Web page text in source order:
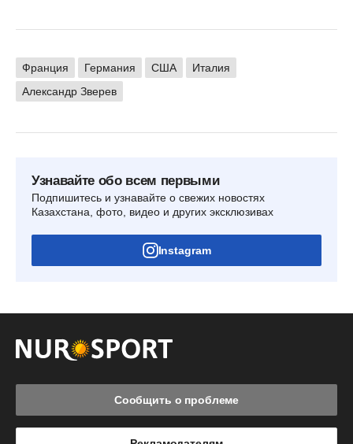
Франция Германия США
Италия
Александр Зверев
Узнавайте обо всем первыми
Подпишитесь и узнавайте о свежих новостях
Казахстана, фото, видео и других эксклюзивах
Instagram
Сообщить о проблеме